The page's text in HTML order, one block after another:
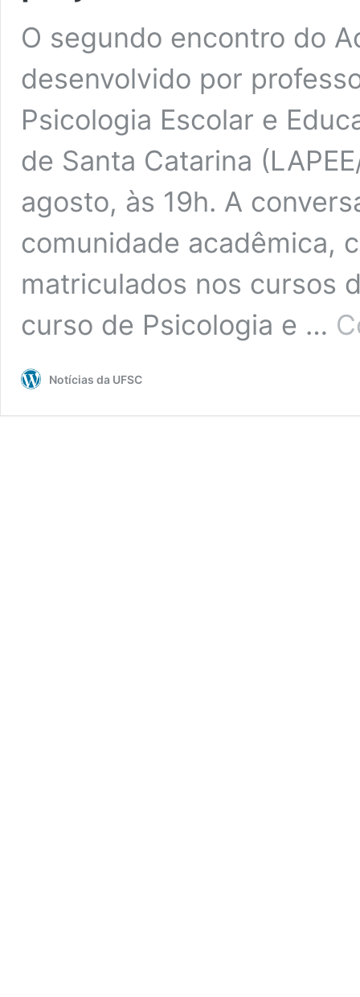
O segundo encontro do
desenvolvido por
Psicologia Escolar e
de Santa Catarina
agosto, às 19h. A
comunidade acadêmica,
matriculados nos cursos
curso de Psicologia e …
Notícias da UFSC